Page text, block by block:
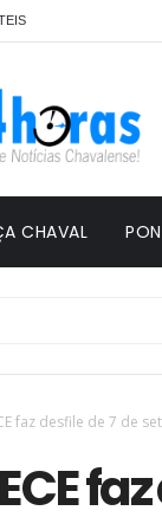
CHAVAL
faz desfile de 7 de